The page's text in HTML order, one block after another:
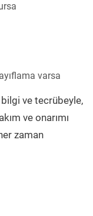
varsa
ve tecrübeyle,
ve onarımı
zaman